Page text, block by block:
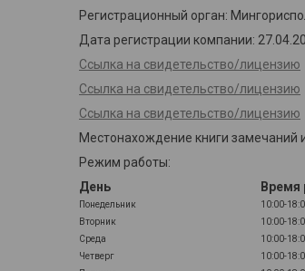
Регистрационный орган:
Дата регистрации компании:
Ссылка на свидетельство/лицензию
Ссылка на свидетельство/лицензию
Ссылка на свидетельство/лицензию
Местонахождение книги замечаний
Режим работы:
День
Время
Понедельник
10:00-
Вторник
10:00-
Среда
10:00-
Четверг
10:00-